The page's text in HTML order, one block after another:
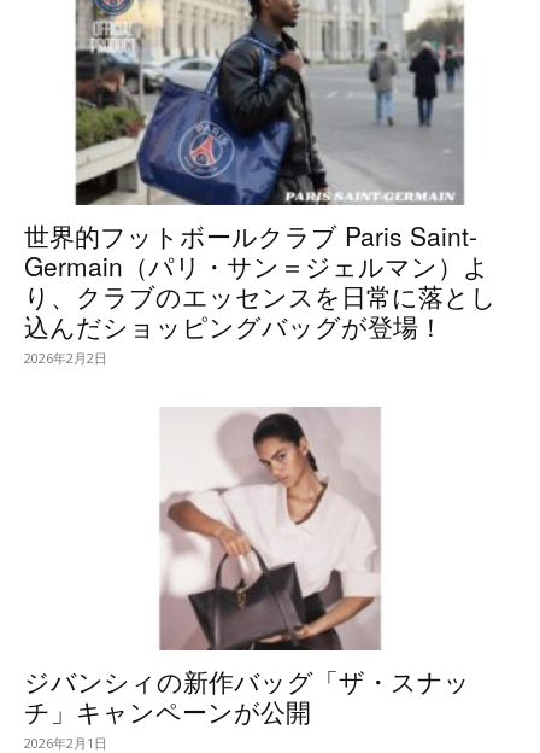
世界的フットボールクラブ Paris Saint-
Germain（パリ・サン＝ジェルマン）よ
り、クラブのエッセンスを日常に落とし
込んだショッピングバッグが登場！
2026年2月2日
ジバンシィの新作バッグ「ザ・スナッ
チ」キャンペーンが公開
2026年2月1日